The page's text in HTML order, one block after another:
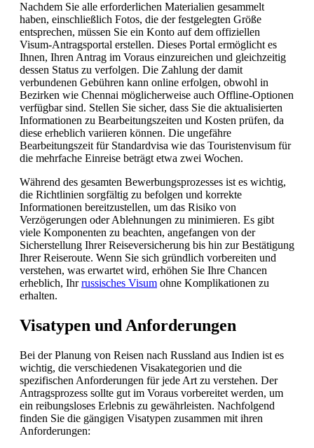
Nachdem Sie alle erforderlichen Materialien gesammelt
haben, einschließlich Fotos, die der festgelegten Größe
entsprechen, müssen Sie ein Konto auf dem offiziellen
Visum-Antragsportal erstellen. Dieses Portal ermöglicht es
Ihnen, Ihren Antrag im Voraus einzureichen und gleichzeitig
dessen Status zu verfolgen. Die Zahlung der damit
verbundenen Gebühren kann online erfolgen, obwohl in
Bezirken wie Chennai möglicherweise auch Offline-Optionen
verfügbar sind. Stellen Sie sicher, dass Sie die aktualisierten
Informationen zu Bearbeitungszeiten und Kosten prüfen, da
diese erheblich variieren können. Die ungefähre
Bearbeitungszeit für Standardvisa wie das Touristenvisum für
die mehrfache Einreise beträgt etwa zwei Wochen.
Während des gesamten Bewerbungsprozesses ist es wichtig,
die Richtlinien sorgfältig zu befolgen und korrekte
Informationen bereitzustellen, um das Risiko von
Verzögerungen oder Ablehnungen zu minimieren. Es gibt
viele Komponenten zu beachten, angefangen von der
Sicherstellung Ihrer Reiseversicherung bis hin zur Bestätigung
Ihrer Reiseroute. Wenn Sie sich gründlich vorbereiten und
verstehen, was erwartet wird, erhöhen Sie Ihre Chancen
erheblich, Ihrrussisches Visum ohne Komplikationen zu
erhalten.
Visatypen und Anforderungen
Bei der Planung von Reisen nach Russland aus Indien ist es
wichtig, die verschiedenen Visakategorien und die
spezifischen Anforderungen für jede Art zu verstehen. Der
Antragsprozess sollte gut im Voraus vorbereitet werden, um
ein reibungsloses Erlebnis zu gewährleisten. Nachfolgend
finden Sie die gängigen Visatypen zusammen mit ihren
Anforderungen: